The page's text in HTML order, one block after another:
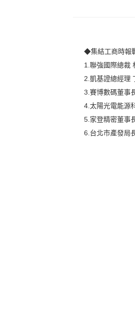
◆集結工商時報
1.聯強國際總裁
2.凱基證總經理
3.賽博數碼董事
4.太陽光電能源
5.家登精密董事
6.台北市產發局